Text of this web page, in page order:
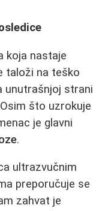
koja nastaje
taloži na teško
unutrašnjoj strani
što uzrokuje
je glavni
.
ultrazvučnim
preporučuje se
zahvat je